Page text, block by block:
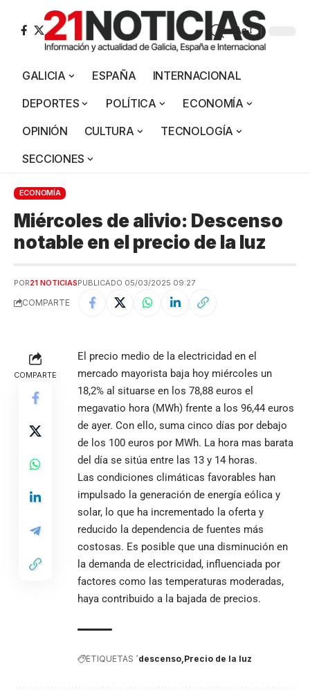
Aa
GALICIA ESPAÑA
INTERNACIONAL
DEPORTES
POLÍTICA
ECONOMÍA
OPINIÓN
CULTURA
TECNOLOGÍA
SECCIONES
ECONOMÍA
Miércoles de alivio: Descenso
notable en el precio de la luz
POR21 NOTICIASPUBLICADO 05/03/2025 09:27
COMPARTE
COMPARTE
El precio medio de la electricidad en el
mercado mayorista baja hoy miércoles un
18,2% al situarse en los 78,88 euros el
megavatio hora (MWh) frente a los 96,44 euros
de ayer. Con ello, suma cinco días por debajo
de los 100 euros por MWh. La hora mas barata
del día se sitúa entre las 13 y 14 horas.
Las condiciones climáticas favorables han
impulsado la generación de energía eólica y
solar, lo que ha incrementado la oferta y
reducido la dependencia de fuentes más
costosas. Es posible que una disminución en
la demanda de electricidad, influenciada por
factores como las temperaturas moderadas,
haya contribuido a la bajada de precios.
ETIQUETAS ´descenso Precio de la luz